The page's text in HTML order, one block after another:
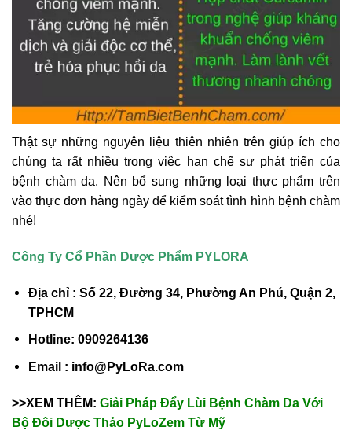
Thật sự những nguyên liệu thiên nhiên trên giúp ích cho
chúng ta rất nhiều trong việc hạn chế sự phát triển của
bệnh chàm da. Nên bổ sung những loại thực phẩm trên
vào thực đơn hàng ngày để kiểm soát tình hình bệnh chàm
nhé!
Công Ty Cổ Phần Dược Phẩm PYLORA
Địa chỉ : Số 22, Đường 34, Phường An Phú, Quận 2,
TPHCM
Hotline: 0909264136
Email : info@PyLoRa.com
>>XEM THÊM: Giải Pháp Đẩy Lùi Bệnh Chàm Da Với
Bộ Đôi Dược Thảo PyLoZem Từ Mỹ